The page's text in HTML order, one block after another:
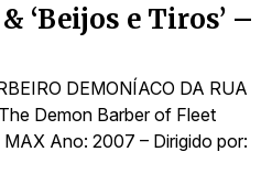
‘Beijos e Tiros’ –
DEMONÍACO DA RUA
Demon Barber of Fleet
Ano: 2007 – Dirigido por: